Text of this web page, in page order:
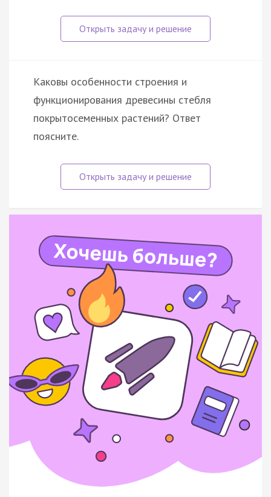
Каковы особенности строения и
функционирования древесины стебля
покрытосеменных растений? Ответ
поясните.